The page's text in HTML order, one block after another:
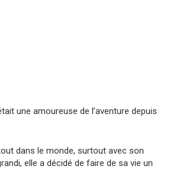
une amoureuse de l’aventure depuis
dans le monde, surtout avec son
elle a décidé de faire de sa vie un